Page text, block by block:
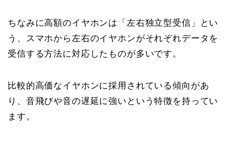
ちなみに高額のイヤホンは「左右独立型受信」とい
う、スマホから左右のイヤホンがそれぞれデータを
受信する方法に対応したものが多いです。
比較的高価なイヤホンに採用されている傾向があ
り、音飛びや音の遅延に強いという特徴を持ってい
ます。